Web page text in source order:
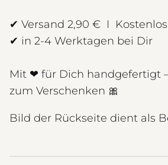
✔ Versand 2,90 € I
✔ in 2-4 Werktagen bei Dir
Mit ❤︎ für Dich handgefertigt
zum Verschenken 🎀
Bild der Rückseite dient als